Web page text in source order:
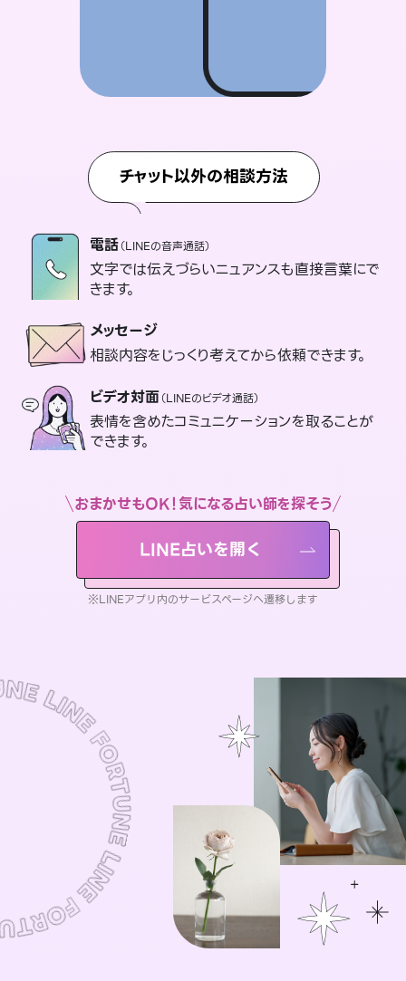
チャット以外の相談方法
電話（LINEの音声通話）
文字では伝えづらいニュアンスも直接言葉にで
きます。
メッセージ
相談内容をじっくり考えてから依頼できます。
ビデオ対面（LINEのビデオ通話）
表情を含めたコミュニケーションを取ることが
できます。
おまかせもOK！気になる占い師を探そう
LINE占いを開く
※LINEアプリ内のサービスページへ遷移します